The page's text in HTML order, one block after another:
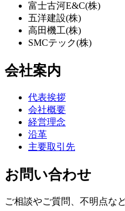
富士古河E&C(株)
五洋建設(株)
高田機工(株)
SMCテック(株)
会社案内
代表挨拶
会社概要
経営理念
沿革
主要取引先
お問い合わせ
ご相談やご質問、不明点な